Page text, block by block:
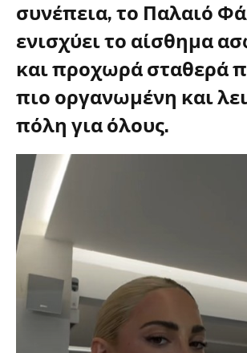
συνέπεια, το Παλαιό
ενισχύει το αίσθημα
και προχωρά σταθερά
πιο οργανωμένη και
πόλη για όλους.